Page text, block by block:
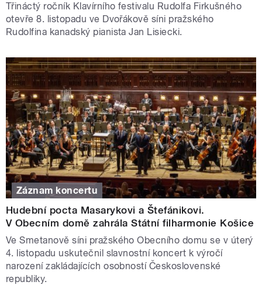
Třináctý ročník Klavírního festivalu Rudolfa Firkušného
otevře 8. listopadu ve Dvořákově síni pražského
Rudolfina kanadský pianista Jan Lisiecki.
Záznam koncertu
Hudební pocta Masarykovi a Štefánikovi.
V Obecním domě zahrála Státní filharmonie Košice
Ve Smetanově síni pražského Obecního domu se v úterý
4. listopadu uskutečnil slavnostní koncert k výročí
narození zakládajících osobností Československé
republiky.